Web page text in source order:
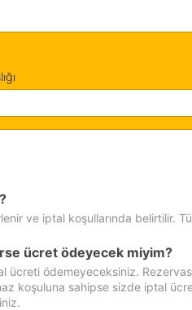
ve iptal koşullarında belirtilir.
ücret ödeyecek miyim?
ücreti ödemeyeceksiniz.
koşuluna sahipse sizde iptal